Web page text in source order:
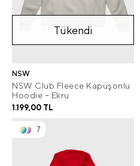
Tükendi
NSW
NSW Club Fleece Kapüşonlu
Hoodie – Ekru
1.199,00 TL
7